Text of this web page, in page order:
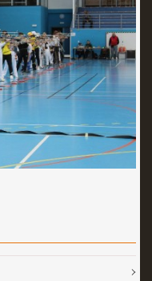
|Aktualizováno: 22. 7. 2026|